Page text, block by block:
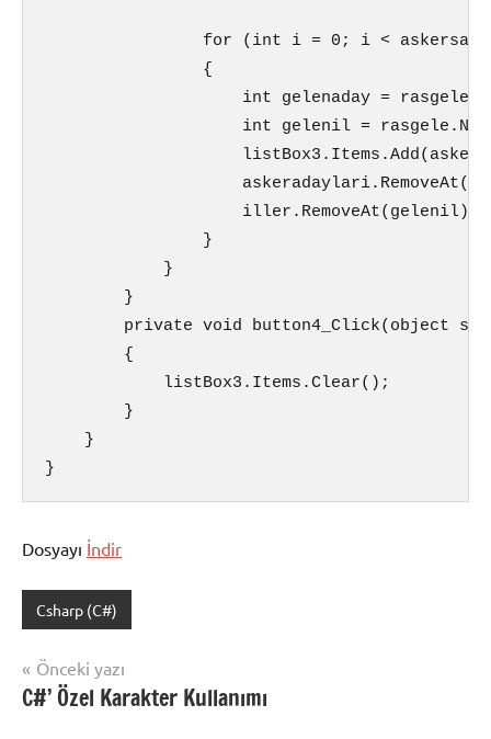
for (int i = 0; i <
                {
int gelenaday =
int gelenil =
                    iller.RemoveAt(gelenil);
                }
            }
        }
private void button4_Click(object
        {
            listBox3.Items.Clear();
        }
    }
}
Dosyayı İndir
Şununla
asker
dagıtım,
Csharp (C#)
Yazı
gezinmesi
Önceki yazı
C#’ Özel Karakter Kullanımı